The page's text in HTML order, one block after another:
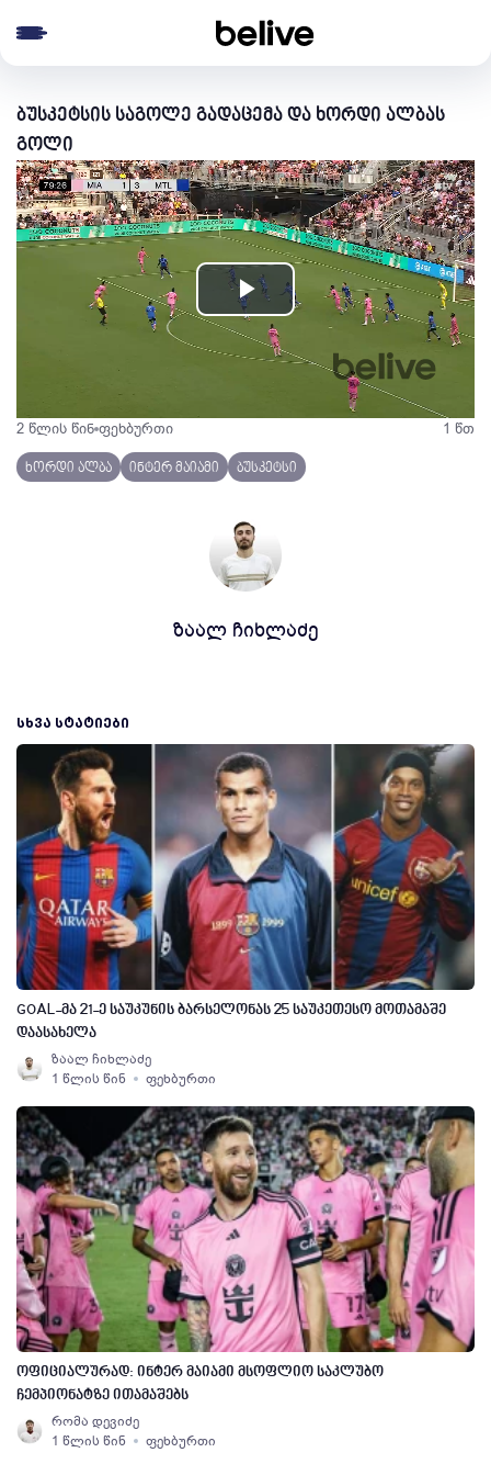
ბუსკეტსის საგოლე გადაცემა და ხორდი ალბას
გოლი
Play
Video
2 წლის წინ ფეხბურთი 1 წთ
ხორდი ალბა ინტერ მაიამი ბუსკეტსი
ზაალ ჩიხლაძე
ᲡᲮᲕᲐ ᲡᲢᲐᲢᲘᲔᲑᲘ
GOAL-მა 21-ე საუკუნის ბარსელონას 25 საუკეთესო მოთამაშე
დაასახელა
ზაალ ჩიხლაძე
1 წლის წინ
ფეხბურთი
ოფიციალურად: ინტერ მაიამი მსოფლიო საკლუბო
ჩემპიონატზე ითამაშებს
რომა დევიძე
1 წლის წინ
ფეხბურთი